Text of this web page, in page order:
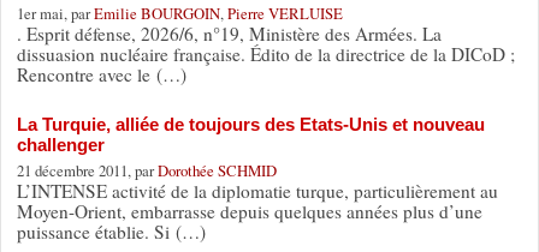
1er mai, parEmilie BOURGOIN, Pierre VERLUISE
. Esprit défense, 2026/6, n°19, Ministère des Armées. La
dissuasion nucléaire française. Édito de la directrice de la DICoD ;
Rencontre avec le (…)
La Turquie, alliée de toujours des Etats-Unis et nouveau
challenger
21 décembre 2011, parDorothée SCHMID
L’INTENSE activité de la diplomatie turque, particulièrement au
Moyen-Orient, embarrasse depuis quelques années plus d’une
puissance établie. Si (…)